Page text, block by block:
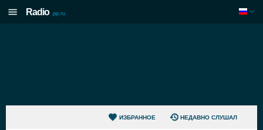
Radio .pp.ru
ИЗБРАННОЕ НЕДАВНО СЛУШАЛ